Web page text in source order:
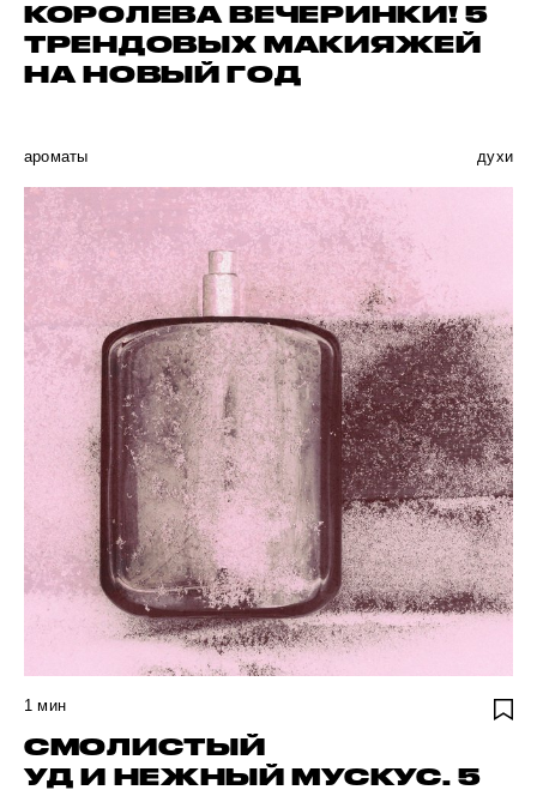
КОРОЛЕВА ВЕЧЕРИНКИ! 5
ТРЕНДОВЫХ МАКИЯЖЕЙ
НА НОВЫЙ ГОД
ароматы духи
1 мин
СМОЛИСТЫЙ
УД И НЕЖНЫЙ МУСКУС. 5